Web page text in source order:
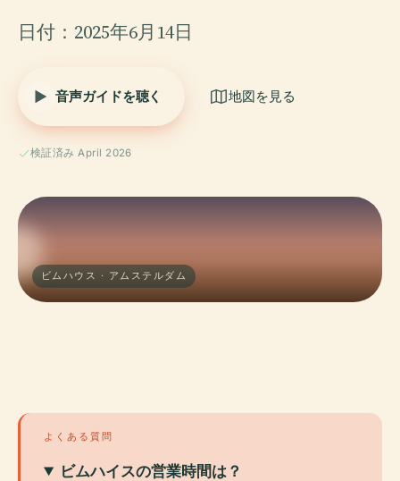
日付：2025年6月14日
音声ガイドを聴く 地図を見る
検証済み April 2026
ビムハウス · アムステルダム
よくある質問
ビムハイスの営業時間は？